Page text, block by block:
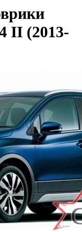
II (2013-